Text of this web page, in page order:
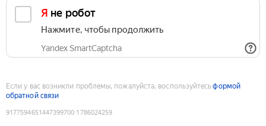
Я не робот
Нажмите, чтобы продолжить
Yandex SmartCaptcha
Если у вас возникли проблемы, пожалуйста, воспользуйтесьформой
обратной связи
9177594651447399700:1786024259